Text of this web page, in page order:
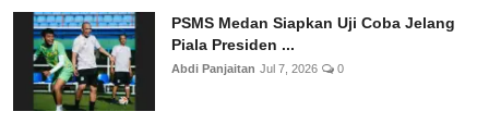
PSMS Medan Siapkan Uji Coba Jelang
Piala Presiden ...
Abdi Panjaitan Jul 7, 2026 0